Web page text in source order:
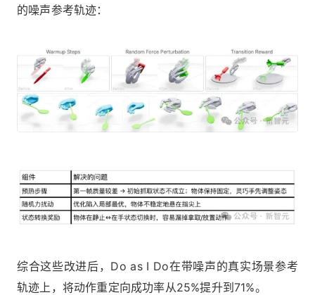
的噪声参考轨迹：
综合这些改进后，Do as I Do在带噪声的真实场景参考
轨迹上，将动作重定向成功率从25%提升到71%。